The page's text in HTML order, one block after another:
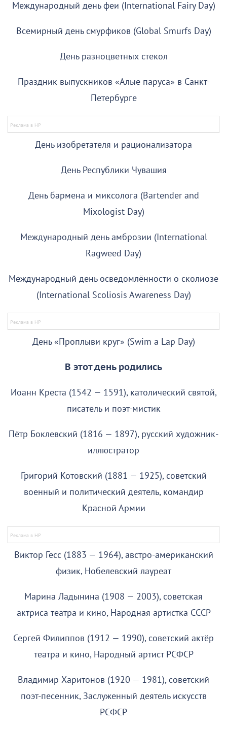
Международный день феи (International Fairy Day)
Всемирный день смурфиков (Global Smurfs Day)
День разноцветных стекол
Праздник выпускников «Алые паруса» в Санкт-
Петербурге
День изобретателя и рационализатора
День Республики Чувашия
День бармена и миксолога (Bartender and
Mixologist Day)
Международный день амброзии (International
Ragweed Day)
Международный день осведомлённости о сколиозе
(International Scoliosis Awareness Day)
День «Проплыви круг» (Swim a Lap Day)
В этот день родились
Иоанн Креста (1542 — 1591), католический святой,
писатель и поэт-мистик
Пётр Боклевский (1816 — 1897), русский художник-
иллюстратор
Григорий Котовский (1881 — 1925), советский
военный и политический деятель, командир
Красной Армии
Виктор Гесс (1883 — 1964), австро-американский
физик, Нобелевский лауреат
Марина Ладынина (1908 — 2003), советская
актриса театра и кино, Народная артистка СССР
Сергей Филиппов (1912 — 1990), советский актёр
театра и кино, Народный артист РСФСР
Владимир Харитонов (1920 — 1981), советский
поэт-песенник, Заслуженный деятель искусств
РСФСР